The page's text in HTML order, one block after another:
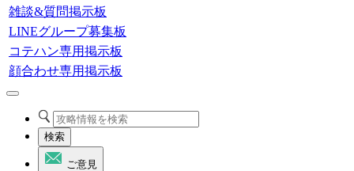
雑談&質問掲示板
LINEグループ募集板
コテハン専用掲示板
顔合わせ専用掲示板
検索
ご意見